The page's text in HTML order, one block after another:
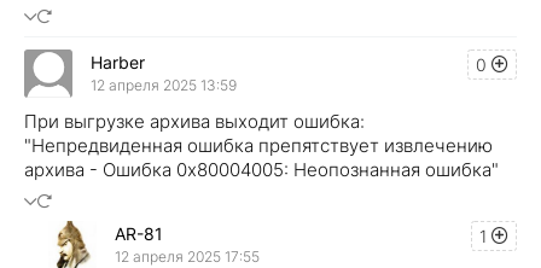
0
Harber
12 апреля 2025 13:59
При выгрузке архива выходит ошибка:
"Непредвиденная ошибка препятствует извлечению
архива - Ошибка 0х80004005: Неопознанная ошибка"
1
AR-81
12 апреля 2025 17:55